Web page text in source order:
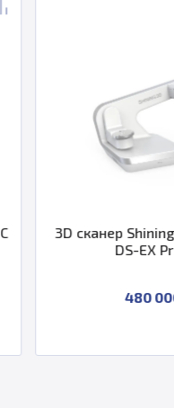
3D AutoScan